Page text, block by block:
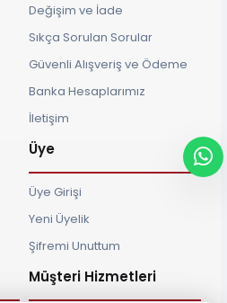
Değişim ve İade
Sıkça Sorulan Sorular
Güvenli Alışveriş ve Ödeme
Banka Hesaplarımız
İletişim
Üye
Üye Girişi
Yeni Üyelik
Şifremi Unuttum
Müşteri Hizmetleri